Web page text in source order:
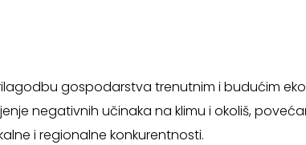
gospodarstva trenutnim i budućim
negativnih učinaka na klimu i okoliš,
i regionalne konkurentnosti.